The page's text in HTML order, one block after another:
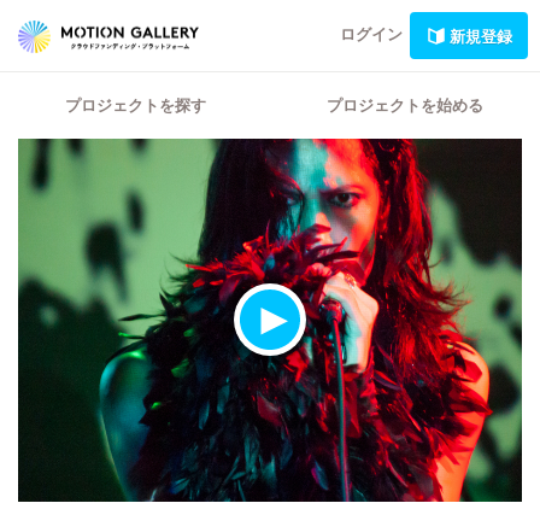
ログイン 新規登録
プロジェクトを探す プロジェクトを始める